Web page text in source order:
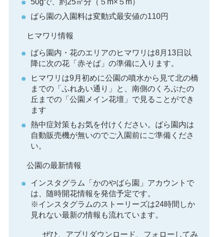
ばら園の入園料は変動式最安値の110円
ヒマワリ情報
ばら園内・花のエリアのヒマワリは8月13日以
降に次の花「赤そば」の準備に入ります。
ヒマワリは9月初めに公園の噴水から見て北の橋
までの「ふれあい通り」と、南側のくろぶたの
丘までの「公園メイン花壇」で見ることができ
ます
熱中症対策もお気を付けください。ばら園内は
自動販売機が無いのでご入園前にご準備くださ
い。
公園の最新情報
インスタグラム「かのやばら園」アカウントで
は、随時開花情報を発信予定です。
※インスタグラムのストーリーズは24時間しか
見れない最新の情報も流れています。
ぜひ、アプリダウンロード、フォローしてみ